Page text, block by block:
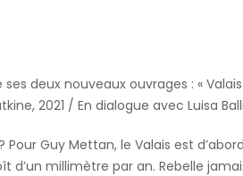
deux nouveaux ouvrages : «
2021 / En dialogue avec Luisa
Guy Mettan, le Valais est
d’un millimètre par an. Rebelle